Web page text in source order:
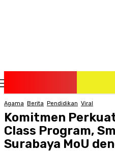
Agama Berita Pendidikan Viral
Komitmen
Class Program,
Surabaya MoU